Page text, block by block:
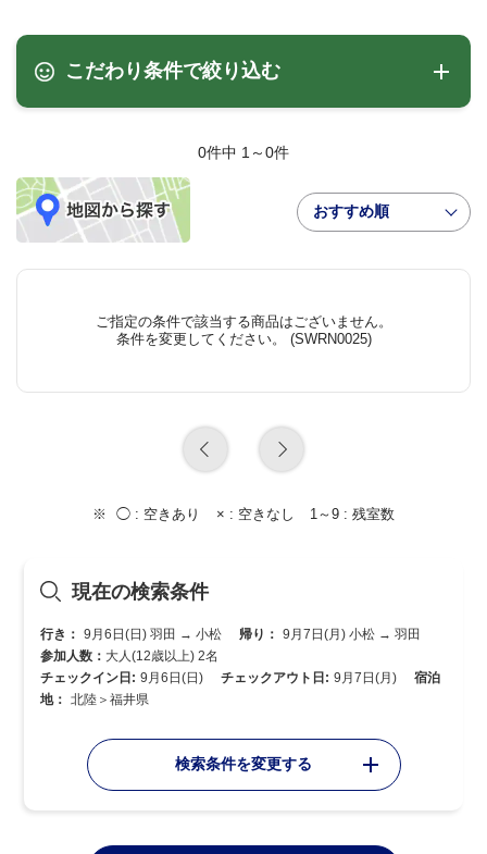
こだわり条件で絞り込む
0件中 1～0件
おすすめ順
ご指定の条件で該当する商品はございません。
条件を変更してください。 (SWRN0025)
◯ : 空きあり × : 空きなし 1～9 : 残室数
現在の検索条件
行き： 9月6日(日) 羽田 → 小松 帰り： 9月7日(月) 小松 → 羽田
参加人数： 大人(12歳以上) 2名
チェックイン日: 9月6日(日) チェックアウト日: 9月7日(月)
宿泊
地： 北陸＞福井県
検索条件を変更する